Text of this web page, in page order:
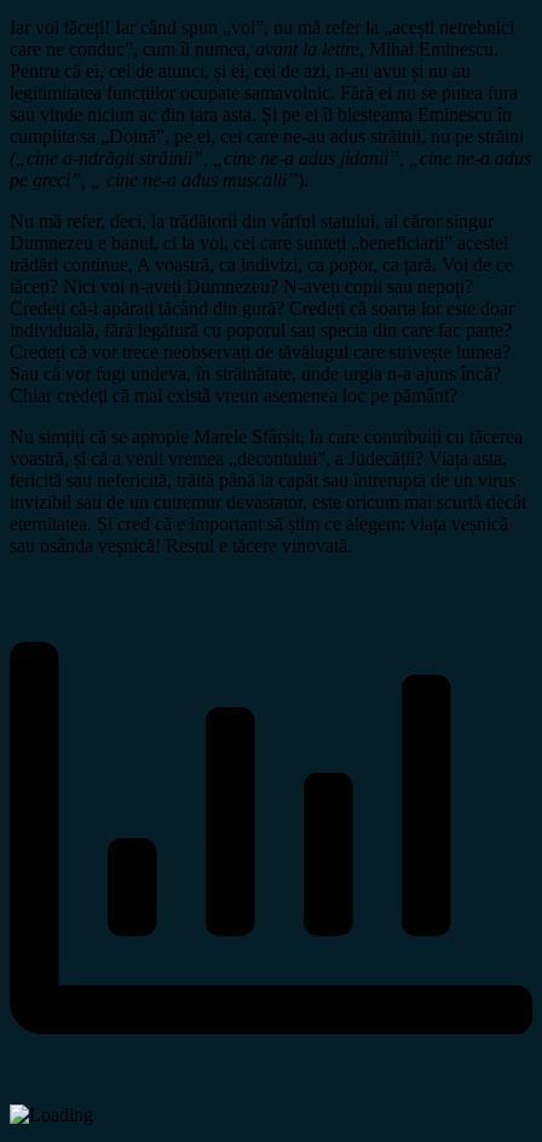
Iar voi tăceți! Iar când spun „voi”, nu mă refer la „acești netrebnici
care ne conduc”, cum îi numea, avant la lettre, Mihai Eminescu.
Pentru că ei, cei de atunci, și ei, cei de azi, n-au avut și nu au
legitimitatea funcțiilor ocupate samavolnic. Fără ei nu se putea fura
sau vinde niciun ac din țara asta. Și pe ei îi blesteama Eminescu în
cumplita sa „Doină”, pe ei, cei care ne-au adus străinii, nu pe străini
(„cine a-ndrăgit străinii”, „cine ne-a adus jidanii”, „cine ne-a adus
pe greci”, „ cine ne-a adus muscalii”).
Nu mă refer, deci, la trădătorii din vârful statului, al căror singur
Dumnezeu e banul, ci la voi, cei care sunteți „beneficiarii” acestei
trădări continue. A voastră, ca indivizi, ca popor, ca țară. Voi de ce
tăceți? Nici voi n-aveți Dumnezeu? N-aveți copii sau nepoți?
Credeți că-i apărați tăcând din gură? Credeți că soarta lor este doar
individuală, fără legătură cu poporul sau specia din care fac parte?
Credeți că vor trece neobservați de tăvălugul care strivește lumea?
Sau că vor fugi undeva, în străinătate, unde urgia n-a ajuns încă?
Chiar credeți că mai există vreun asemenea loc pe pământ?
Nu simțiți că se apropie Marele Sfârșit, la care contribuiți cu tăcerea
voastră, și că a venit vremea „decontului”, a Judecății? Viața asta,
fericită sau nefericită, trăită până la capăt sau întreruptă de un virus
invizibil sau de un cutremur devastator, este oricum mai scurtă decât
eternitatea. Și cred că e important să știm ce alegem: viața veșnică
sau osânda veșnică! Restul e tăcere vinovată.